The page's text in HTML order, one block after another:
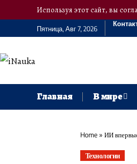
Используя этот сайт, вы
Пятница, Авг 7, 2026
Главная В мире
Home» ИИ
Технологии